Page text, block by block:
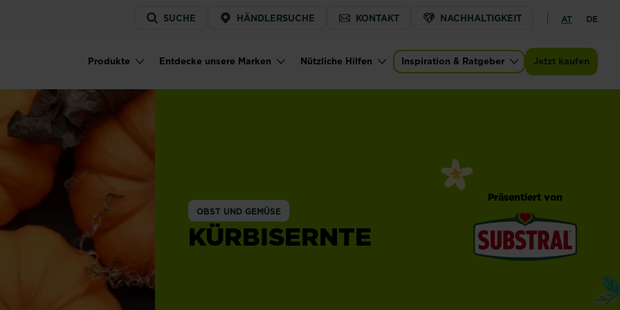
Service
menu
SUCHE HÄNDLERSUCHE KONTAKT NACHHALTIGKEIT AT DE
Main navigation
Produkte Entdecke unsere Marken Nützliche Hilfen Inspiration & Ratgeber Jetzt kaufen
OBST UND GEMÜSE
KÜRBISERNTE
Präsentiert von